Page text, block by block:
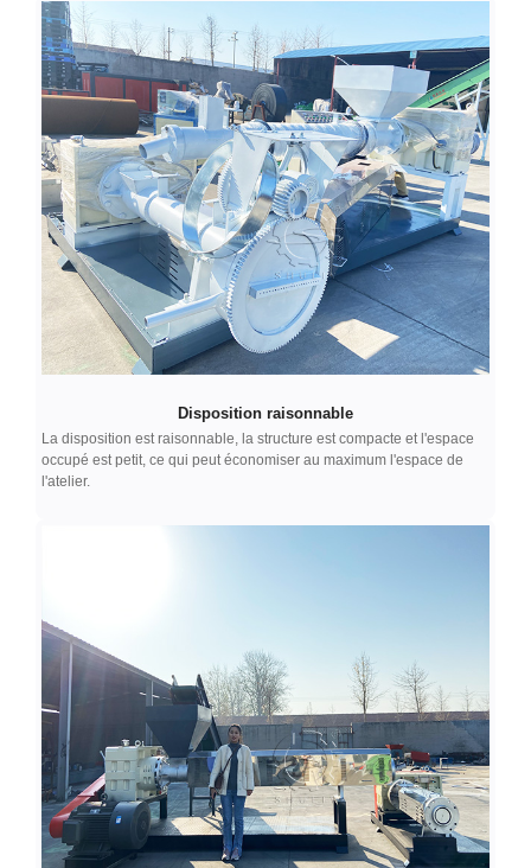
Disposition raisonnable
La disposition est raisonnable, la structure est compacte et l'espace
occupé est petit, ce qui peut économiser au maximum l'espace de
l'atelier.